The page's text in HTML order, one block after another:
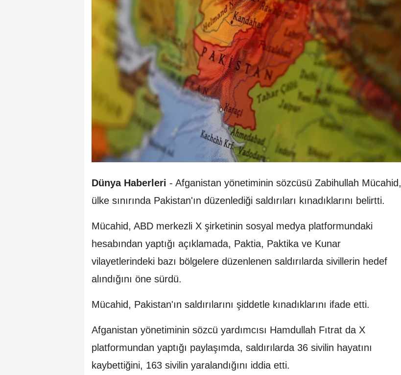
Dünya Haberleri - Afganistan yönetiminin sözcüsü Zabihullah Mücahid,
ülke sınırında Pakistan'ın düzenlediği saldırıları kınadıklarını belirtti.
Mücahid, ABD merkezli X şirketinin sosyal medya platformundaki
hesabından yaptığı açıklamada, Paktia, Paktika ve Kunar
vilayetlerindeki bazı bölgelere düzenlenen saldırılarda sivillerin hedef
alındığını öne sürdü.
Mücahid, Pakistan'ın saldırılarını şiddetle kınadıklarını ifade etti.
Afganistan yönetiminin sözcü yardımcısı Hamdullah Fıtrat da X
platformundan yaptığı paylaşımda, saldırılarda 36 sivilin hayatını
kaybettiğini, 163 sivilin yaralandığını iddia etti.